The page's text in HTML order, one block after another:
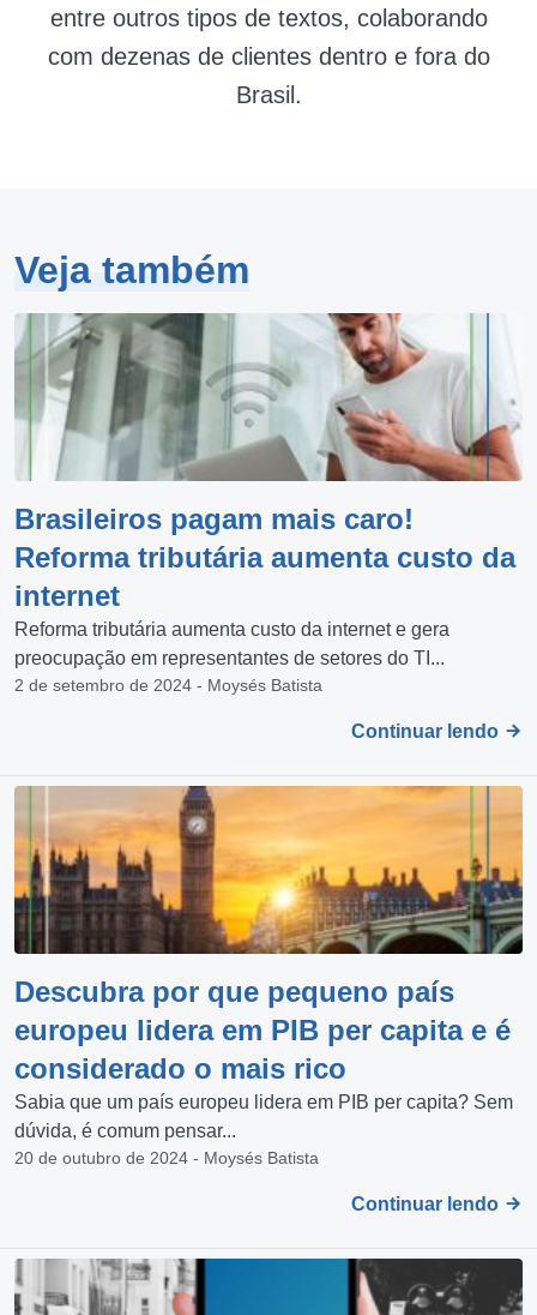
entre outros tipos de textos, colaborando
com dezenas de clientes dentro e fora do
Brasil.
Veja também
Brasileiros pagam mais caro!
Reforma tributária aumenta custo da
internet
Reforma tributária aumenta custo da internet e gera
preocupação em representantes de setores do TI...
2 de setembro de 2024 - Moysés Batista
Continuar lendo
Descubra por que pequeno país
europeu lidera em PIB per capita e é
considerado o mais rico
Sabia que um país europeu lidera em PIB per capita? Sem
dúvida, é comum pensar...
20 de outubro de 2024 - Moysés Batista
Continuar lendo